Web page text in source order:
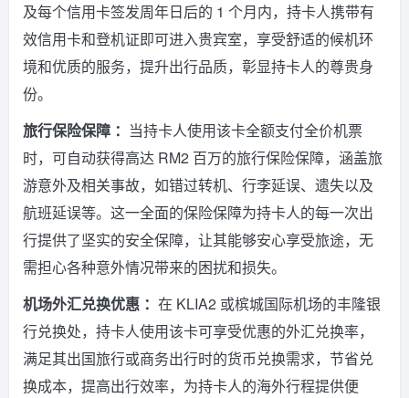
及每个信用卡签发周年日后的 1 个月内，持卡人携带有
效信用卡和登机证即可进入贵宾室，享受舒适的候机环
境和优质的服务，提升出行品质，彰显持卡人的尊贵身
份。
旅行保险保障 ： 当持卡人使用该卡全额支付全价机票
时，可自动获得高达 RM2 百万的旅行保险保障，涵盖旅
游意外及相关事故，如错过转机、行李延误、遗失以及
航班延误等。这一全面的保险保障为持卡人的每一次出
行提供了坚实的安全保障，让其能够安心享受旅途，无
需担心各种意外情况带来的困扰和损失。
机场外汇兑换优惠 ： 在 KLIA2 或槟城国际机场的丰隆银
行兑换处，持卡人使用该卡可享受优惠的外汇兑换率，
满足其出国旅行或商务出行时的货币兑换需求，节省兑
换成本，提高出行效率，为持卡人的海外行程提供便